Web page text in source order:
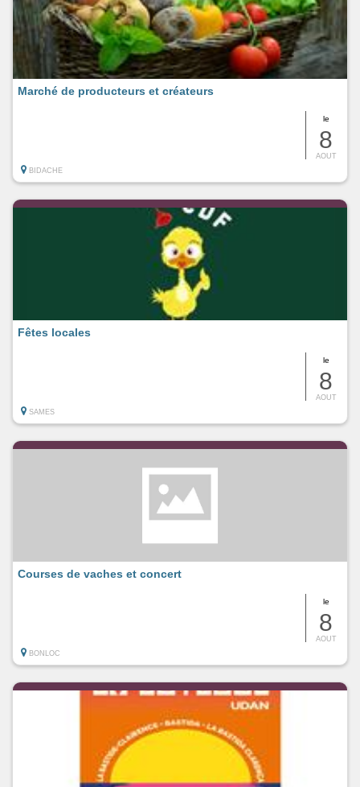
le
8
AOUT
Marché de producteurs et créateurs
BIDACHE
le
8
AOUT
Fêtes locales
SAMES
le
8
AOUT
Courses de vaches et concert
BONLOC